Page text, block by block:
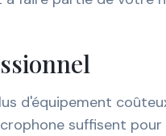
d'équipement
suffisent